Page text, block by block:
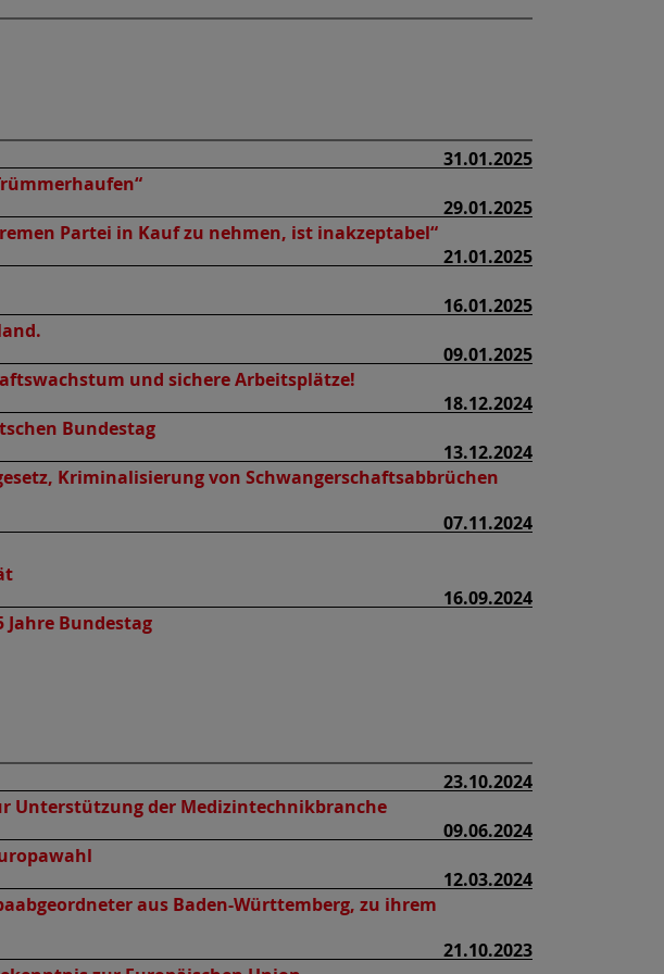
31.01.2025
29.01.2025
Partei in Kauf zu nehmen, ist inakzeptabel“
21.01.2025
16.01.2025
09.01.2025
und sichere Arbeitsplätze!
18.12.2024
Bundestag
13.12.2024
Kriminalisierung von Schwangerschaftsabbrüchen
07.11.2024
16.09.2024
Bundestag
23.10.2024
Unterstützung der Medizintechnikbranche
09.06.2024
12.03.2024
aus Baden-Württemberg, zu ihrem
21.10.2023